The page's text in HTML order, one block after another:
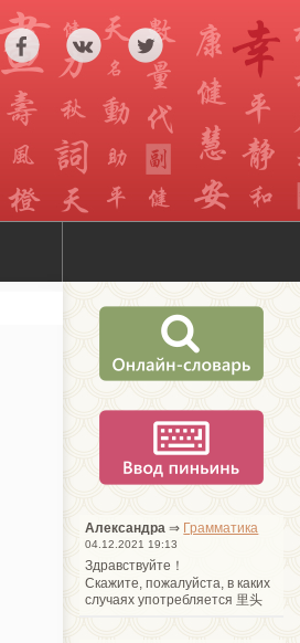
Александра ⇒ Грамматика
04.12.2021 19:13
Здравствуйте！
Cкажите, пожалуйста, в каких
случаях употребляется 里头